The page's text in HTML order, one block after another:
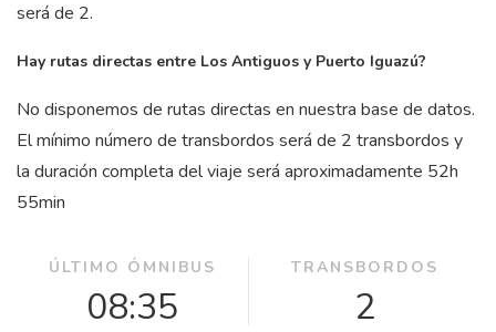
será de 2.
Hay rutas directas entre Los Antiguos y Puerto Iguazú?
No disponemos de rutas directas en nuestra base de datos.
El mínimo número de transbordos será de 2 transbordos y
la duración completa del viaje será aproximadamente 52h
55min
ÚLTIMO ÓMNIBUS
08:35
TRANSBORDOS
2